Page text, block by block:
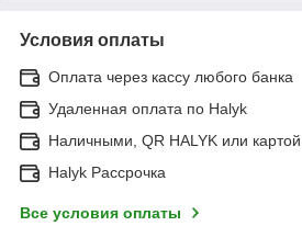
Условия оплаты
Оплата через кассу любого банка
Удаленная оплата по Halyk
Наличными, QR HALYK или картой
Halyk Рассрочка
Все условия оплаты